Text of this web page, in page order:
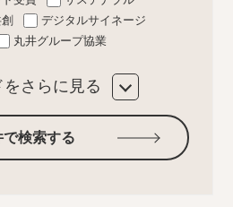
デジタルサイネージ
丸井グループ協業
さらに見る
で検索する